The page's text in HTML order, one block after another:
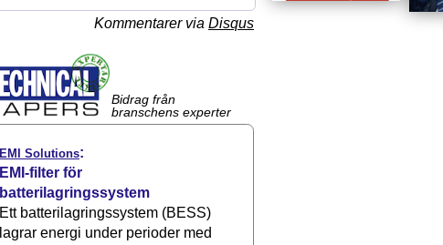
Kommentarer via Disqus
Bidrag från
branschens experter
EMI Solutions:
EMI-filter för
batterilagringssystem
Ett batterilagringssystem (BESS)
lagrar energi under perioder med